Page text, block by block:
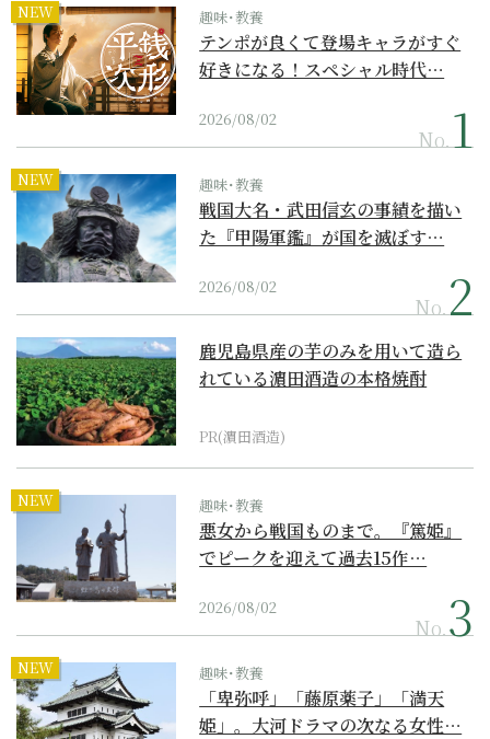
NEW 趣味･教養
テンポが良くて登場キャラがすぐ
好きになる！スペシャル時代…
2026/08/02
No.
NEW 趣味･教養
戦国大名・武田信玄の事績を描い
た『甲陽軍鑑』が国を滅ぼす…
2026/08/02
No.
鹿児島県産の芋のみを用いて造ら
れている濵田酒造の本格焼酎
PR(濵田酒造)
NEW 趣味･教養
悪女から戦国ものまで。『篤姫』
でピークを迎えて過去15作…
2026/08/02
No.
NEW 趣味･教養
「卑弥呼」「藤原薬子」「満天
姫」。大河ドラマの次なる女性…